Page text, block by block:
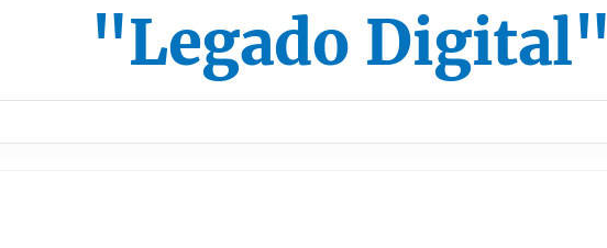
"Legado Digital"